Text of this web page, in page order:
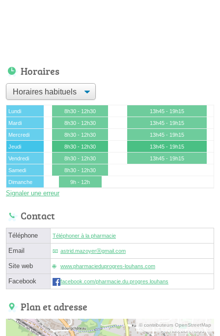
Horaires
Lundi 8h30 - 12h30
13h45 - 19h15
Mardi
8h30 - 12h30
13h45 - 19h15
Mercredi
8h30 - 12h30
13h45 - 19h15
Jeudi
8h30 - 12h30
13h45 - 19h15
Vendredi
8h30 - 12h30
13h45 - 19h15
Samedi
8h30 - 12h30
Dimanche
9h - 12h
Signaler une erreur
Contact
Téléphone Téléphoner à la pharmacie
Email astrid.mazoyerⓐgmail.com
Site web www.pharmacieduprogres-louhans.com
Facebook facebook.com/pharmacie.du.progres.louhans
Plan et adresse
© contributeurs OpenStreetMap